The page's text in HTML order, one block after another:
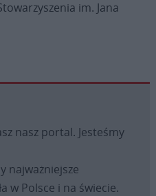
im. Jana
nasz portal. Jesteśmy
najważniejsze
w Polsce i na świecie.